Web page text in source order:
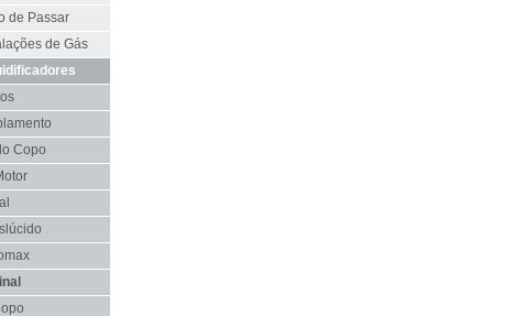
de Passar
de Gás
Copo